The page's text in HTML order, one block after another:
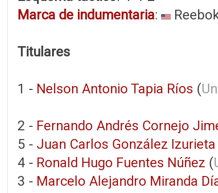
Marca de indumentaria:
Titulares
1 - Nelson Antonio Tapia Ríos (
2 - Fernando Andrés Cornejo
5 - Juan Carlos González Izurieta
4 - Ronald Hugo Fuentes Núñez (
3 - Marcelo Alejandro Miranda